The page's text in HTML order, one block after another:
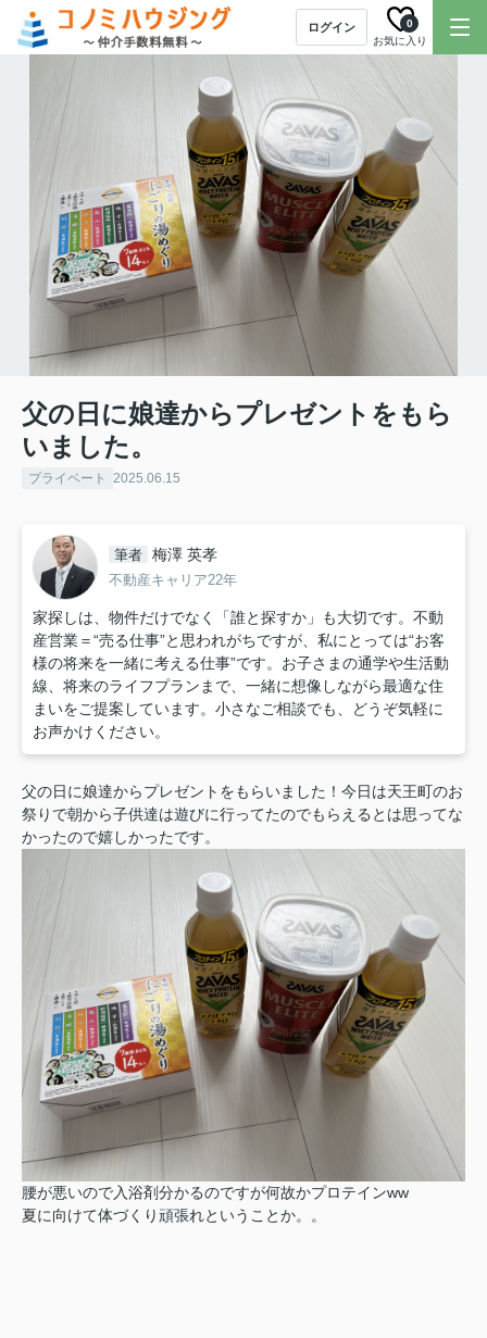
ログイン
お気に入り
0
父の日に娘達からプレゼントをもら
いました。
プライベート 2025.06.15
筆者 梅澤 英孝
不動産キャリア22年
家探しは、物件だけでなく「誰と探すか」も大切です。不動
産営業＝“売る仕事”と思われがちですが、私にとっては“お客
様の将来を一緒に考える仕事”です。お子さまの通学や生活動
線、将来のライフプランまで、一緒に想像しながら最適な住
まいをご提案しています。小さなご相談でも、どうぞ気軽に
お声かけください。
父の日に娘達からプレゼントをもらいました！今日は天王町のお
祭りで朝から子供達は遊びに行ってたのでもらえるとは思ってな
かったので嬉しかったです。
腰が悪いので入浴剤分かるのですが何故かプロテインww
夏に向けて体づくり頑張れということか。。